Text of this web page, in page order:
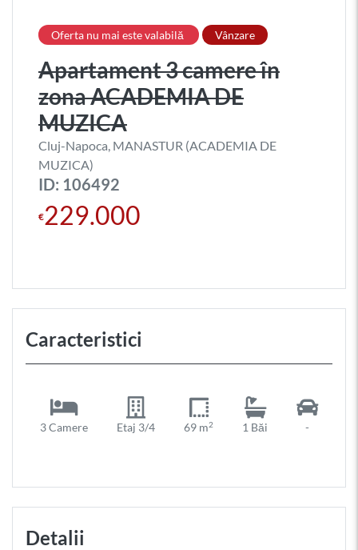
Oferta nu mai este valabilă Vânzare
Apartament 3 camere în
zona ACADEMIA DE
MUZICA
Cluj-Napoca, MANASTUR (ACADEMIA DE
MUZICA)
ID: 106492
€229.000
Caracteristici
3 Camere Etaj 3/4 69 m2 1 Băi -
Detalii